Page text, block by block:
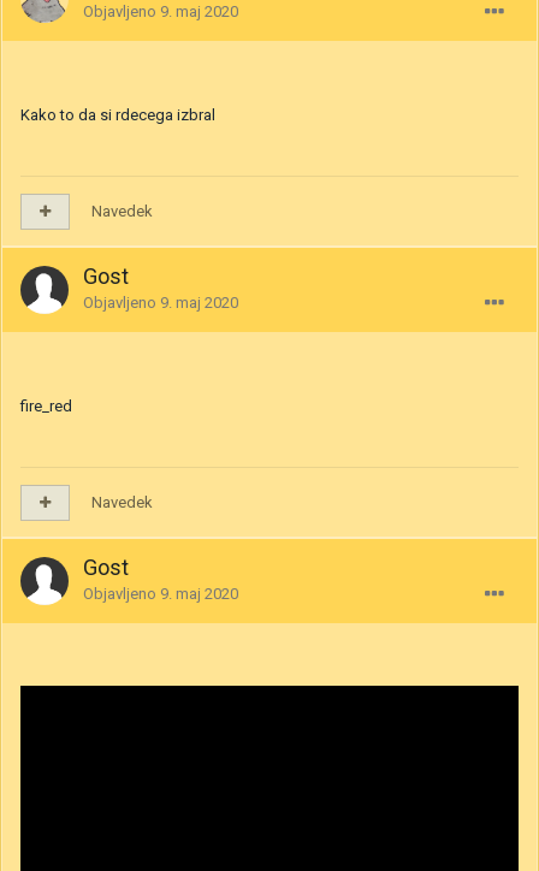
Objavljeno 9. maj 2020
Kako to da si rdecega izbral
Navedek
Gost
Objavljeno 9. maj 2020
fire_red
Navedek
Gost
Objavljeno 9. maj 2020